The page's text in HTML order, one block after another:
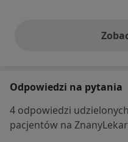
Odpowiedzi na pytania
4 odpowiedzi
pacjentów na